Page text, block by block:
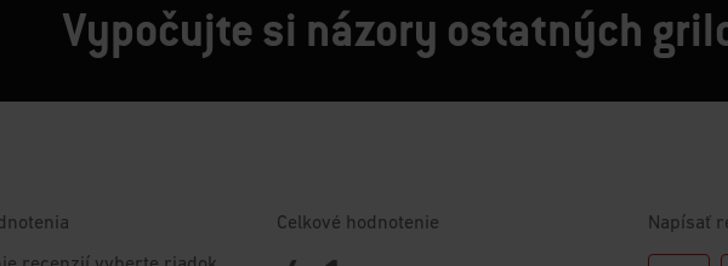
Vypočujte si názory ostatných